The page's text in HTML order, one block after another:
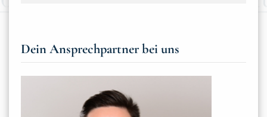
Dein Ansprechpartner bei uns